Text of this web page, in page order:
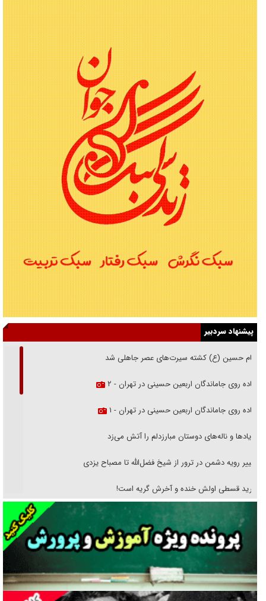
پیشنهاد سردبیر
امام حسین (ع) کشته سیرت‌های عصر جاهلی شد
پیاده روی جاماندگان اربعین حسینی در تهران - ۲
پیاده روی جاماندگان اربعین حسینی در تهران - ۱
فریاد‌ها و ناله‌های دوستان مبارزدلم را آتش می‌زد
تغییر رویه دشمن در ترور از شیخ فضل‌الله تا مصباح یزدی
خرید قسطی اولش خنده و آخرش گریه است!
فوتبال و آن «بالا»!
راهبرد غافلگیری با نسل جدید پهپاد‌ها
جنجال پزشکان تقلبی در صنعت زیبایی
یهودی‌ها در ادبیات داستانی اروپا؛ از شکسپیر تا دیکنز